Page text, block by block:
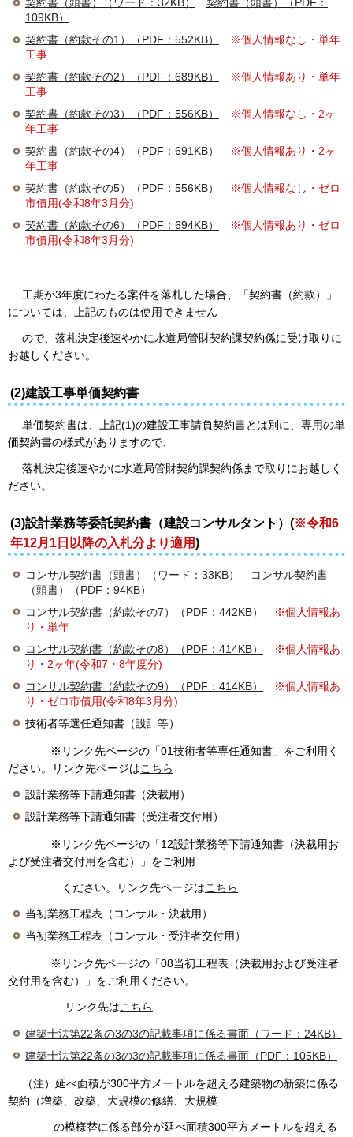
契約書（頭書）（ワード：32KB）
契約書（頭書）（PDF：
109KB）
契約書（約款その1）（PDF：552KB）
※個人情報なし・単年
工事
契約書（約款その2）（PDF：689KB）
※個人情報あり・単年
工事
契約書（約款その3）（PDF：556KB）
※個人情報なし・2ヶ
年工事
契約書（約款その4）（PDF：691KB）
※個人情報あり・2ヶ
年工事
契約書（約款その5）（PDF：556KB）
※個人情報なし・ゼロ
市債用(令和8年3月分)
契約書（約款その6）（PDF：694KB）
※個人情報あり・ゼロ
市債用(令和8年3月分)
工期が3年度にわたる案件を落札した場合、「契約書（約款）」
については、上記のものは使用できません
ので、落札決定後速やかに水道局管財契約課契約係に受け取りに
お越しください。
(2)建設工事単価契約書
単価契約書は、上記(1)の建設工事請負契約書とは別に、専用の単
価契約書の様式がありますので、
落札決定後速やかに水道局管財契約課契約係まで取りにお越しく
ださい。
(3)設計業務等委託契約書（建設コンサルタント）(※令和6
年12月1日以降の入札分より適用)
コンサル契約書（頭書）（ワード：33KB）
コンサル契約書
（頭書）（PDF：94KB）
コンサル契約書（約款その7）（PDF：442KB）
※個人情報あ
り・単年
コンサル契約書（約款その8）（PDF：414KB）
※個人情報あ
り・2ヶ年(令和7・8年度分)
コンサル契約書（約款その9）（PDF：414KB）
※個人情報あ
り・ゼロ市債用(令和8年3月分)
技術者等選任通知書（設計等）
※リンク先ページの「01技術者等専任通知書」をご利用く
ださい。リンク先ページはこちら
設計業務等下請通知書（決裁用）
設計業務等下請通知書（受注者交付用）
※リンク先ページの「12設計業務等下請通知書（決裁用お
よび受注者交付用を含む）」をご利用
ください。リンク先ページはこちら
当初業務工程表（コンサル・決裁用）
当初業務工程表（コンサル・受注者交付用）
※リンク先ページの「08当初工程表（決裁用および受注者
交付用を含む）」をご利用ください。
リンク先はこちら
建築士法第22条の3の3の記載事項に係る書面（ワード：24KB）
建築士法第22条の3の3の記載事項に係る書面（PDF：105KB）
（注）延べ面積が300平方メートルを超える建築物の新築に係る
契約（増築、改築、大規模の修繕、大規模
の模様替に係る部分が延べ面積300平方メートルを超える